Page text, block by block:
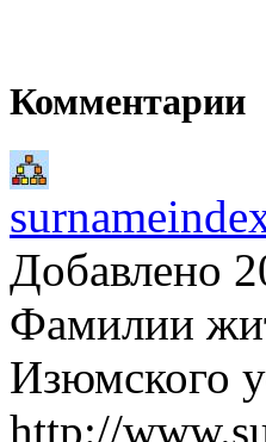
Комментарии
Добавлено
Фамилии
Изюмского
http://